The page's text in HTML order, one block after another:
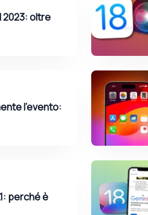
oltre
l'evento:
perché è